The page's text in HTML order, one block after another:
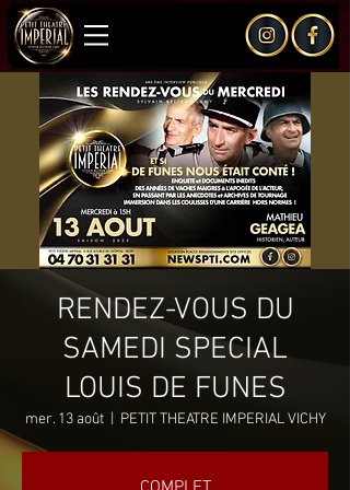
RENDEZ-VOUS DU
SAMEDI SPECIAL
LOUIS DE FUNES
mer. 13 août
  |
PETIT THEATRE IMPERIAL VICHY